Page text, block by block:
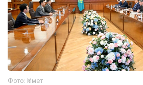
Фото: Үкімет